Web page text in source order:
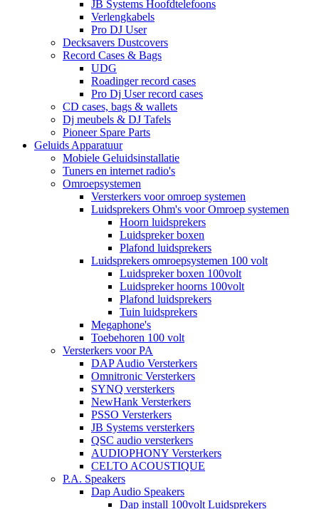
JB Systems Hoofdtelefoons
Verlengkabels
Pro DJ User
Decksavers Dustcovers
Record Cases & Bags
UDG
Roadinger record cases
Pro Dj User record cases
CD cases, bags & wallets
Dj meubels & DJ Tafels
Pioneer Spare Parts
Geluids Apparatuur
Mobiele Geluidsinstallatie
Tuners en internet radio's
Omroepsystemen
Versterkers voor omroep systemen
Luidsprekers Ohm's voor Omroep systemen
Hoorn luidsprekers
Luidspreker boxen
Plafond luidsprekers
Luidsprekers omroepsystemen 100 volt
Luidspreker boxen 100volt
Luidspreker hoorns 100volt
Plafond luidsprekers
Tuin luidsprekers
Megaphone's
Toebehoren 100 volt
Versterkers voor PA
DAP Audio Versterkers
Omnitronic Versterkers
SYNQ versterkers
NewHank Versterkers
PSSO Versterkers
JB Systems versterkers
QSC audio versterkers
AUDIOPHONY Versterkers
CELTO ACOUSTIQUE
P.A. Speakers
Dap Audio Speakers
Dap install 100volt Luidsprekers